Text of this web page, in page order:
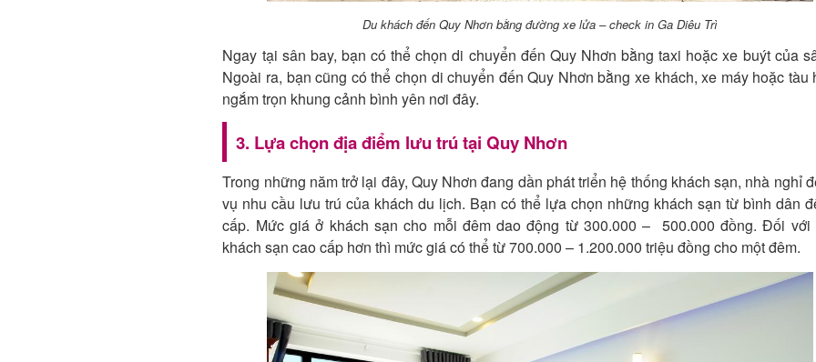
Du khách đến Quy Nhơn bằng đường xe lửa – check in Ga Diêu Trì
Ngay tại sân bay, bạn có thể chọn di chuyển đến Quy Nhơn bằng taxi hoặc xe buýt của
Ngoài ra, bạn cũng có thể chọn di chuyển đến Quy Nhơn bằng xe khách, xe máy hoặc tàu
ngắm trọn khung cảnh bình yên nơi đây.
3. Lựa chọn địa điểm lưu trú tại Quy Nhơn
Trong những năm trở lại đây, Quy Nhơn đang dần phát triển hệ thống khách sạn, nhà nghỉ
vụ nhu cầu lưu trú của khách du lịch. Bạn có thể lựa chọn những khách sạn từ bình dân
cấp. Mức giá ở khách sạn cho mỗi đêm dao động từ 300.000 – 500.000 đồng. Đối với
khách sạn cao cấp hơn thì mức giá có thể từ 700.000 – 1.200.000 triệu đồng cho một đêm.